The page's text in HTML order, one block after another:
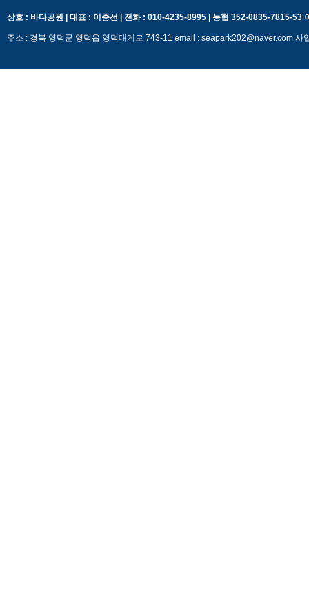
상호 : 바다공원 | 대표 : 이종선 | 전화 : 010-4235-8995 | 농협 352-0835-7815-53
주소 : 경북 영덕군 영덕읍 영덕대게로 743-11 email : seapark202@naver.com